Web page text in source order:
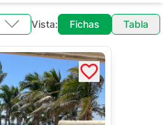
Vista: Fichas Tabla